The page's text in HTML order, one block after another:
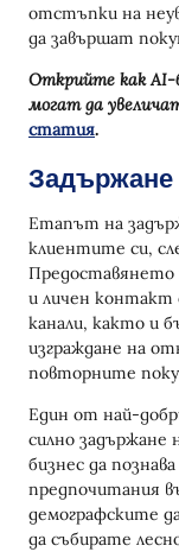
отстъпки на
да завършат
Открийте как AI-
могат да
статия.
Задържане
Етапът на
клиентите си,
Предоставянето
и личен
канали, както и
изграждане на
повторните
Един от най-
силно задържане
бизнес да
предпочитания
демографските
да събирате